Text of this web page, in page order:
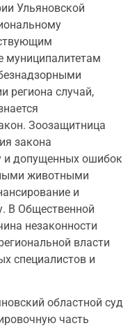
Ульяновской
муниципалитетам
региона случай,
Зоозащитница
закона
и допущенных ошибок
животными
и
В Общественной
незаконности
власти
специалистов и
областной суд
часть